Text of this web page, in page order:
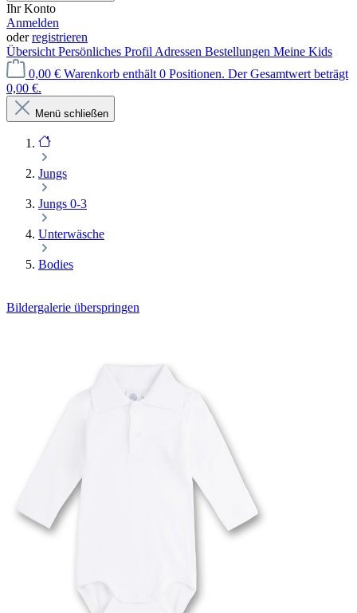
Ihr Konto
Anmelden
oderregistrieren
Übersicht Persönliches Profil Adressen Bestellungen Meine Kids
0,00 € Warenkorb enthält 0 Positionen. Der Gesamtwert beträgt
0,00 €.
Menü schließen
Jungs
Jungs 0-3
Unterwäsche
Bodies
Bildergalerie überspringen